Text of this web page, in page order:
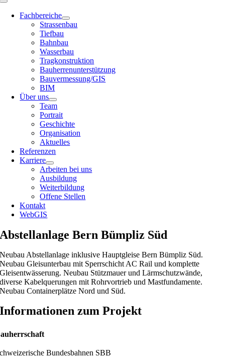
Toggle
NavigationFachbereiche
Strassenbau
Tiefbau
Bahnbau
Wasserbau
Tragkonstruktion
Bauherrenunterstützung
Bauvermessung/GIS
BIM
Über uns
Team
Portrait
Geschichte
Organisation
Aktuelles
Referenzen
Karriere
Arbeiten bei uns
Ausbildung
Weiterbildung
Offene Stellen
Kontakt
WebGIS
Abstellanlage Bern Bümpliz Süd
Neubau Abstellanlage inklusive Hauptgleise Bern Bümpliz Süd.
Neubau Gleisunterbau mit Sperrschicht AC Rail und komplette
Gleisentwässerung. Neubau Stützmauer und Lärmschutzwände,
diverse Kabelquerungen mit Rohrvortrieb und Mastfundamente.
Neubau Containerplätze Nord und Süd.
Informationen zum Projekt
Bundesbahnen SBB